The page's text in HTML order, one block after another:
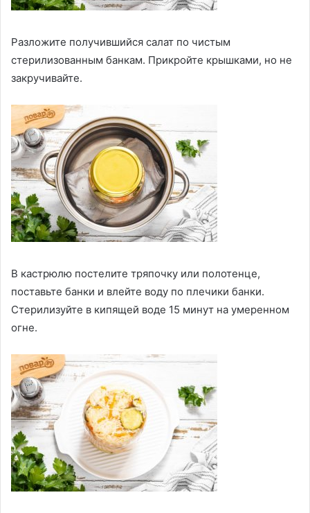
Разложите получившийся салат по чистым
стерилизованным банкам. Прикройте крышками, но не
закручивайте.
В кастрюлю постелите тряпочку или полотенце,
поставьте банки и влейте воду по плечики банки.
Стерилизуйте в кипящей воде 15 минут на умеренном
огне.